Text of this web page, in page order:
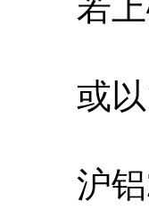
若上破
或以
沪铝